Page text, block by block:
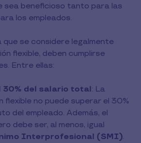
sea beneficioso tanto para las
los empleados.
que se considere legalmente
flexible, deben cumplirse
Entre ellas:
30% del salario total: La
flexible no puede superar el 30%
del empleado. Además, el
debe ser, al menos, igual
Interprofesional (SMI).